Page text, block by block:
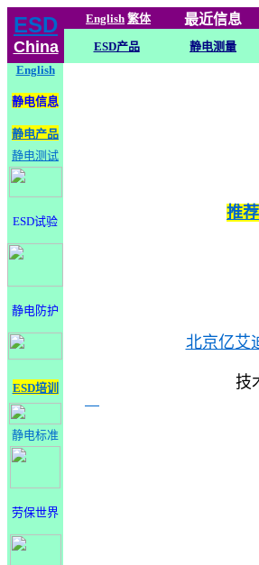
ESD
China
English 繁体 最近信息
ESD产品 静电测量
English
静电信息
静电产品
静电测试
ESD试验
静电防护
ESD培训
静电标准
劳保世界
推荐
北京亿艾
技